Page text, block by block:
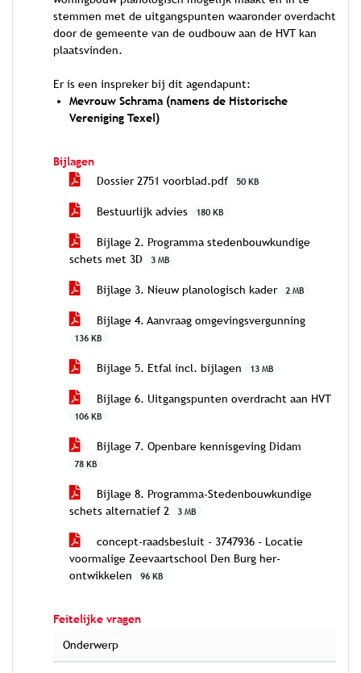
stemmen met de uitgangspunten waaronder overdacht
door de gemeente van de oudbouw aan de HVT kan
plaatsvinden.
Er is een inspreker bij dit agendapunt:
Mevrouw Schrama (namens de Historische
Vereniging Texel)
Bijlagen
Dossier 2751 voorblad.pdf
50 KB
Bestuurlijk advies 180 KB
Bijlage 2. Programma stedenbouwkundige
schets met 3D
3 MB
Bijlage 3. Nieuw planologisch kader 2 MB
Bijlage 4. Aanvraag omgevingsvergunning
136 KB
Bijlage 5. Etfal incl. bijlagen 13 MB
Bijlage 6. Uitgangspunten overdracht aan HVT
106 KB
Bijlage 7. Openbare kennisgeving Didam
78 KB
Bijlage 8. Programma-Stedenbouwkundige
schets alternatief 2
3 MB
concept-raadsbesluit - 3747936 - Locatie
voormalige Zeevaartschool Den Burg her-
ontwikkelen
96 KB
Feitelijke vragen
Onderwerp